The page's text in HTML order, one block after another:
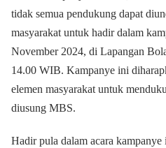
tidak semua pendukung dapat
masyarakat untuk hadir dalam
November 2024, di Lapangan
14.00 WIB. Kampanye ini
elemen masyarakat untuk
diusung MBS.
Hadir pula dalam acara